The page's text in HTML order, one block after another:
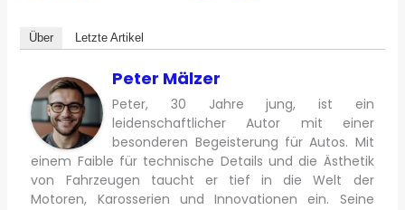
Über Letzte Artikel
Peter Mälzer
Peter, 30 Jahre jung, ist ein
leidenschaftlicher Autor mit einer
besonderen Begeisterung für Autos. Mit
einem Faible für technische Details und die Ästhetik
von Fahrzeugen taucht er tief in die Welt der
Motoren, Karosserien und Innovationen ein. Seine